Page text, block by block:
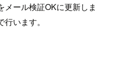
メール検証OKに更新しま
います。